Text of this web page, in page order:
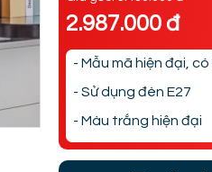
2.987.000 đ
- Mẫu mã hiện đại,
- Sử dụng đèn E27
- Màu trắng hiện đại